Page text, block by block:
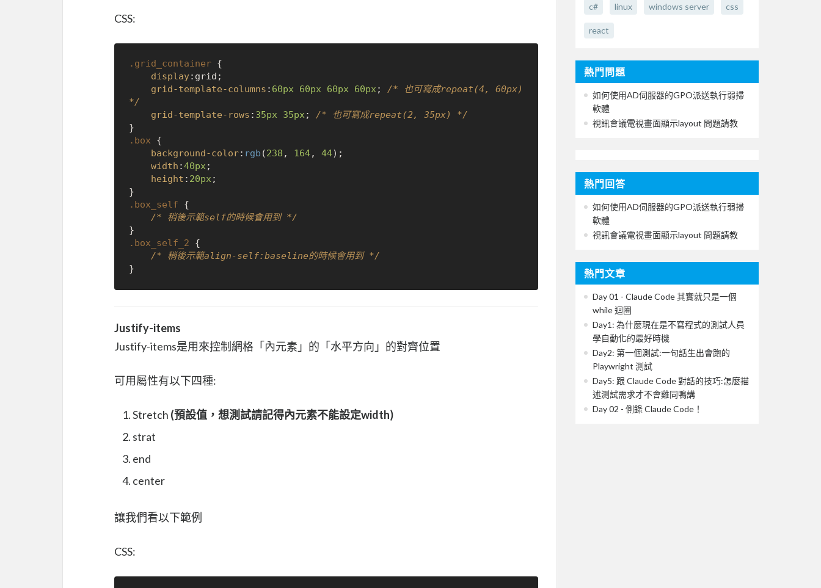
CSS:
.grid_container {
display:grid;
grid-template-columns : 60px 60px 60px 60px ; /* 也可寫成repeat(4, 60px)
*/
grid-template-rows : 35px 35px ; /* 也可寫成repeat(2, 35px) */
.box {
background-color: rgb (238 , 164, 44);
width :40px ;
height : 20px ;
.box_self {
/* 稍後示範self的時候會用到 */
.box_self_2 {
/* 稍後示範align-self:baseline的時候會用到 */
Justify-items
Justify-items是用來控制網格「內元素」的「水平方向」的對齊位置
可用屬性有以下四種:
Stretch (預設值，想測試請記得內元素不能設定width)
strat
end
center
讓我們看以下範例
CSS:
c# linux windows server css
react
熱門問題
如何使用AD伺服器的GPO派送執行弱掃
軟體
視訊會議電視畫面顯示layout 問題請教
熱門回答
如何使用AD伺服器的GPO派送執行弱掃
軟體
視訊會議電視畫面顯示layout 問題請教
熱門文章
Day 01 - Claude Code 其實就只是一個
while 迴圈
Day1: 為什麼現在是不寫程式的測試人員
學自動化的最好時機
Day2: 第一個測試:一句話生出會跑的
Playwright 測試
Day5: 跟 Claude Code 對話的技巧:怎麼描
述測試需求才不會雞同鴨講
Day 02 - 側錄 Claude Code！